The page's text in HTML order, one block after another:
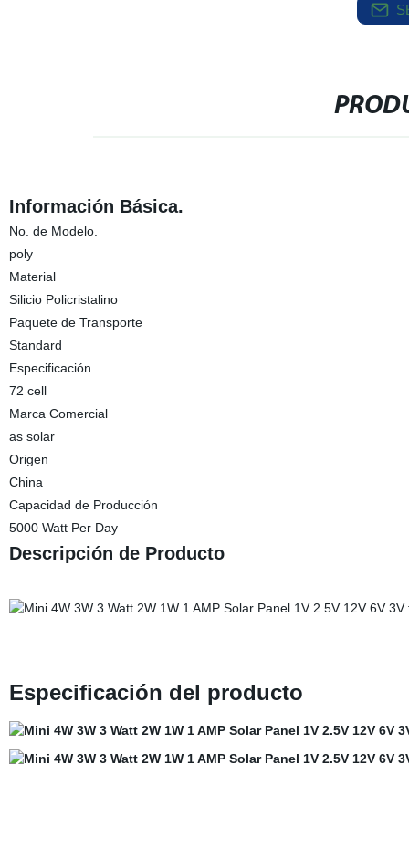
Información Básica.
No. de Modelo.
poly
Material
Silicio Policristalino
Paquete de Transporte
Standard
Especificación
72 cell
Marca Comercial
as solar
Origen
China
Capacidad de Producción
5000 Watt Per Day
Descripción de Producto
Especificación del producto